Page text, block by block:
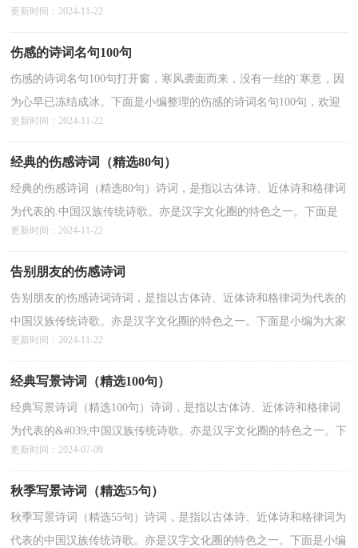
自飘零水自流。一种相思，两处闲愁”，自别离，惟有相...
更新时间：2024-11-22
伤感的诗词名句100句
伤感的诗词名句100句打开窗，寒风袭面而来，没有一丝的`寒意，因
为心早已冻结成冰。下面是小编整理的伤感的诗词名句100句，欢迎
来参考！1 柳永 凤栖梧衣带渐宽终不悔，为伊消得人憔悴。...
更新时间：2024-11-22
经典的伤感诗词（精选80句）
经典的伤感诗词（精选80句）诗词，是指以古体诗、近体诗和格律词
为代表的.中国汉族传统诗歌。亦是汉字文化圈的特色之一。下面是
小编为大家整理的“经典的伤感诗词（精选80句）”，仅供...
更新时间：2024-11-22
告别朋友的伤感诗词
告别朋友的伤感诗词诗词，是指以古体诗、近体诗和格律词为代表的
中国汉族传统诗歌。亦是汉字文化圈的特色之一。下面是小编为大家
整理的“告别朋友的伤感诗词”，仅供参考，欢迎大...
更新时间：2024-11-22
经典写景诗词（精选100句）
经典写景诗词（精选100句）诗词，是指以古体诗、近体诗和格律词
为代表的&#039;中国汉族传统诗歌。亦是汉字文化圈的特色之一。下
面是小编为大家整理的“经典写景诗词（精选100句）”，仅供参...
更新时间：2024-07-09
秋季写景诗词（精选55句）
秋季写景诗词（精选55句）诗词，是指以古体诗、近体诗和格律词为
代表的中国汉族传统诗歌。亦是汉字文化圈的特色之一。下面是小编